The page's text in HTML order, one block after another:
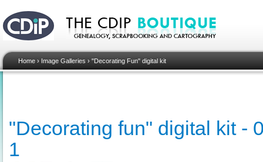
Home › Image Galleries › "Decorating Fun" digital kit
"Decorating fun" digital kit -
1